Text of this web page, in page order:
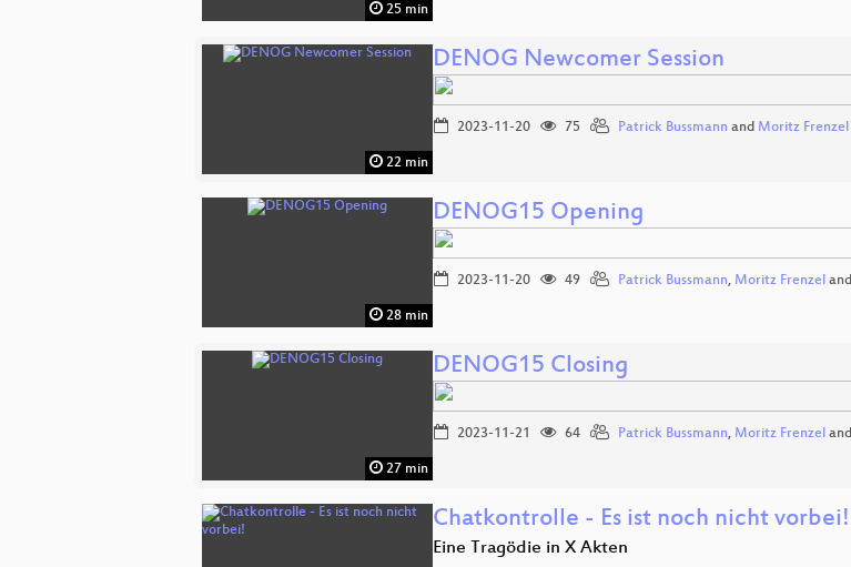
25 min
22 min
DENOG Newcomer Session
2023-11-20 75 Patrick Bussmann and Moritz Frenzel
28 min
DENOG15 Opening
2023-11-20 49 Patrick Bussmann, Moritz Frenzel and
27 min
DENOG15 Closing
2023-11-21 64 Patrick Bussmann, Moritz Frenzel and
Chatkontrolle - Es ist noch nicht vorbei!
Eine Tragödie in X Akten